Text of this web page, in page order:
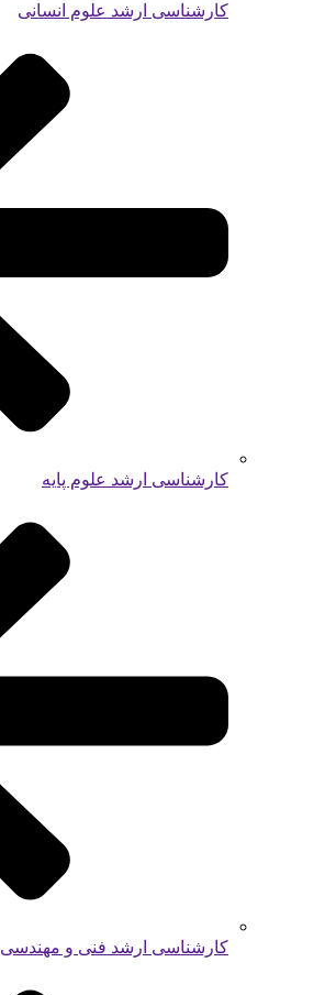
کارشناسی ارشد علوم انسانی
کارشناسی ارشد علوم پایه
کارشناسی ارشد فنی و مهندسی